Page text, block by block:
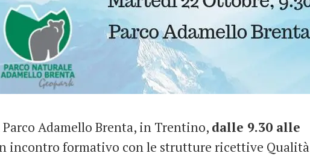
Adamello Brenta, in Trentino, dalle 9.30 alle
incontro formativo con le strutture ricettive Qualità